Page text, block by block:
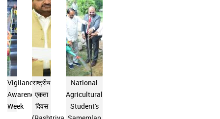
Vigilance
Awareness
Week
राष्ट्रीय
एकता
दिवस
National
Agricultural
Student's